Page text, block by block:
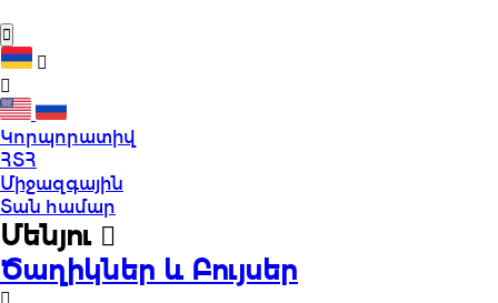
Կորպորատիվ
ՀՏՀ
Միջազգային
Տան համար
Մենյու
Ծաղիկներ և Բույսեր